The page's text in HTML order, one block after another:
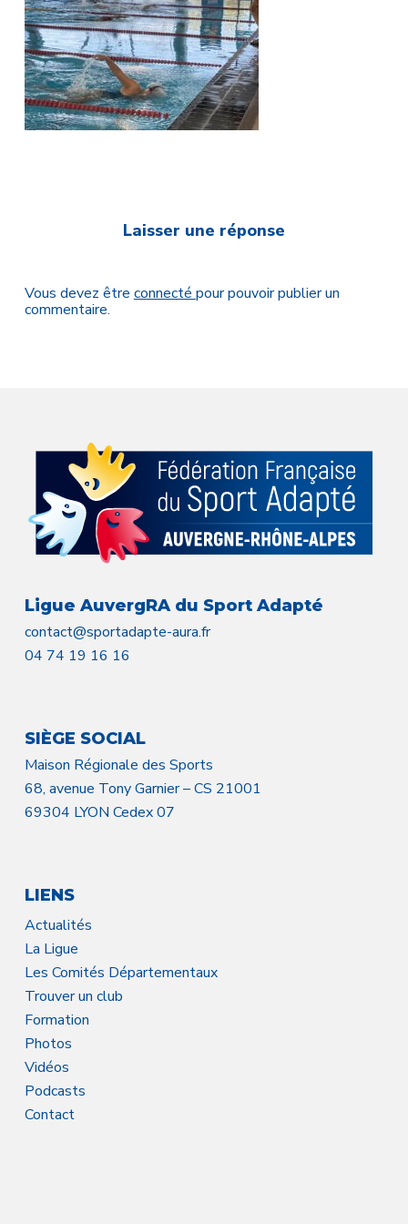
Laisser une réponse
Vous devez être connecté pour pouvoir publier un
commentaire.
Ligue AuvergRA du Sport Adapté
contact@sportadapte-aura.fr
04 74 19 16 16
SIÈGE SOCIAL
Maison Régionale des Sports
68, avenue Tony Garnier – CS 21001
69304 LYON Cedex 07
LIENS
Actualités
La Ligue
Les Comités Départementaux
Trouver un club
Formation
Photos
Vidéos
Podcasts
Contact